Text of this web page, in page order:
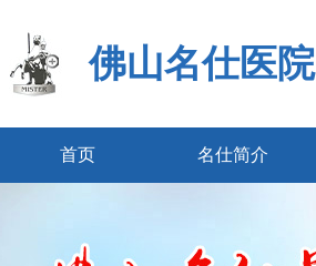
佛山名仕医院
首页 名仕简介